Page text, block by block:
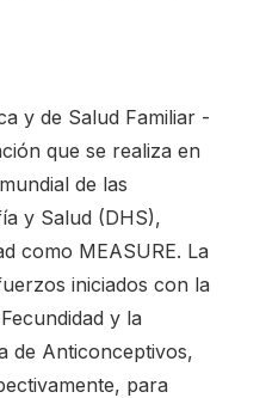
y de Salud Familiar -
que se realiza en
de las
y Salud (DHS),
como MEASURE. La
iniciados con la
y la
de Anticonceptivos,
para